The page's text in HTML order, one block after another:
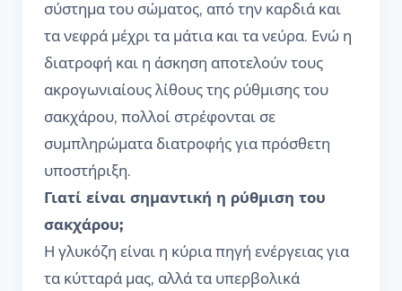
σύστημα του σώματος, από την καρδιά και
τα νεφρά μέχρι τα μάτια και τα νεύρα. Ενώ η
διατροφή και η άσκηση αποτελούν τους
ακρογωνιαίους λίθους της ρύθμισης του
σακχάρου, πολλοί στρέφονται σε
συμπληρώματα διατροφής για πρόσθετη
υποστήριξη.
Γιατί είναι σημαντική η ρύθμιση του
σακχάρου;
Η γλυκόζη είναι η κύρια πηγή ενέργειας για
τα κύτταρά μας, αλλά τα υπερβολικά